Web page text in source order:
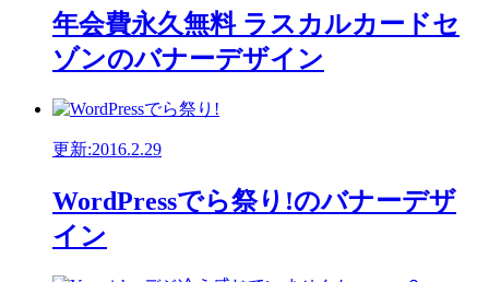
年会費永久無料 ラスカルカードセ
ゾンのバナーデザイン
更新:2016.2.29
WordPressでら祭り!のバナーデザ
イン